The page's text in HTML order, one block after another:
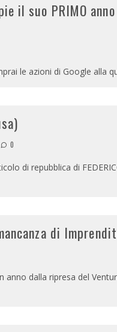
il suo PRIMO
le azioni di Google alla
0
di repubblica di
di
anno dalla ripresa del